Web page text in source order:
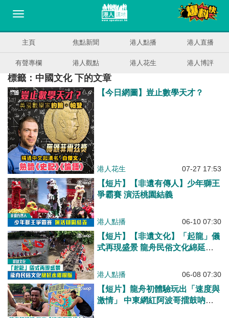
主頁 焦點新聞 港人點播 港人直播
有聲專欄 港人觀點 港人花生 港人博評
標籤：中國文化 下的文章
【今日網圖】豈止數學天才？
港人花生 07-27 17:53
【短片】【非遺有傳人】少年獅王
爭霸賽 演活桃園結義
港人點播 06-10 07:30
【短片】【非遺文化】「起龍」儀
式再現盛景 龍舟民俗文化綿延水
港人點播 06-08 07:30
【短片】龍舟初體驗玩出「速度與
激情」 中東網紅阿波哥擂鼓吶喊